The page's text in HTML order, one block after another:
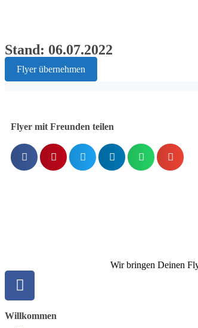
Stand: 06.07.2022
Flyer übernehmen
Flyer mit Freunden teilen
Wir bringen Deinen
Willkommen